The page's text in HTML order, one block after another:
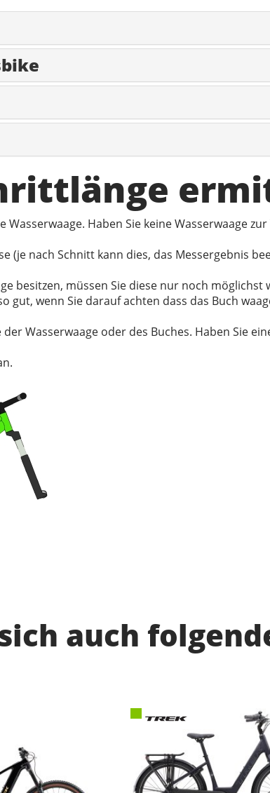
Haben Sie keine Wasserwaage
(je nach Schnitt kann dies, das Messergebnis
besitzen, müssen Sie diese nur noch
gut, wenn Sie darauf achten dass das Buch
Wasserwaage oder des Buches. Haben Sie
auch